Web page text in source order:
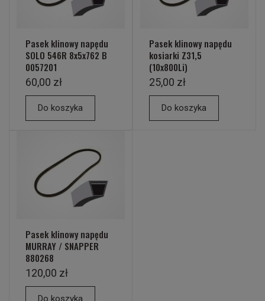
Pasek klinowy napędu
SOLO 546R 8x5x762 B
0057201
60,00 zł
Do koszyka
Pasek klinowy napędu
kosiarki Z31,5
(10x800Li)
25,00 zł
Do koszyka
Pasek klinowy napędu
MURRAY / SNAPPER
880268
120,00 zł
Do koszyka